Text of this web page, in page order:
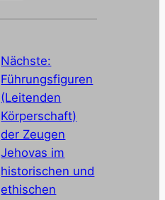
Nächste:
Führungsfiguren
(Leitenden
Körperschaft)
der Zeugen
Jehovas im
historischen und
ethischen